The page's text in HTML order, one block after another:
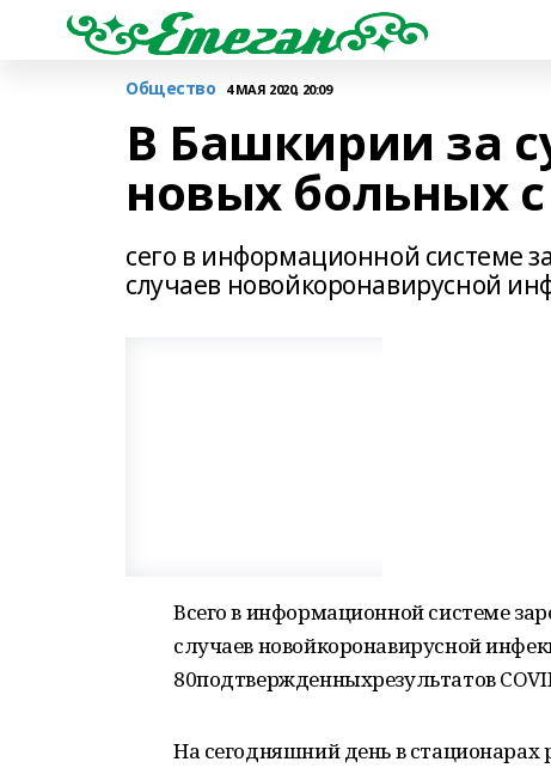
Общество 4 МАЯ 2020, 20:09
В Башкирии за
новых больных с
сего в информационной системе
случаев новойкоронавирусной
Всего в информационной системе
случаев новойкоронавирусной
80подтвержденныхрезультатов
На сегодняшний день в стационарах